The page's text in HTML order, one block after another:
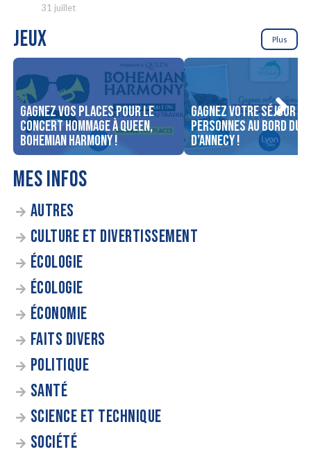
31 juillet
JEUX Plus
Gagnez vos places pour le
concert Hommage à Queen,
Bohemian Harmony !
Gagnez votre séjour
personnes au bord du
d’Annecy !
MES INFOS
AUTRES
CULTURE ET DIVERTISSEMENT
ÉCOLOGIE
ÉCOLOGIE
ÉCONOMIE
FAITS DIVERS
POLITIQUE
SANTÉ
SCIENCE ET TECHNIQUE
SOCIÉTÉ